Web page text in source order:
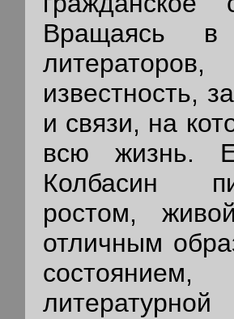
Вращаясь в
известность,
и связи, на
всю жизнь.
Колбасин
ростом,
отличным